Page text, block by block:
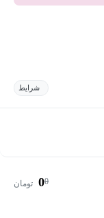
شرایط
0
0 تومان